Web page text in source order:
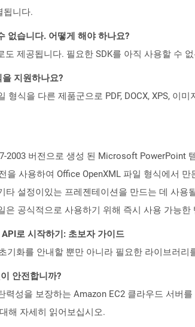
됩니다.
없습니다. 어떻게 해야 하나요?
제공됩니다. 필요한 SDK를 아직 사용할 수
지원하나요?
식을 다른 제품군으로 PDF, DOCX, XPS, 이미
2003 버전으로 생성 된 Microsoft
을 사용하여 Office OpenXML 파일 형식에서
설정이있는 프레젠테이션을 만드는 데 사용
은 공식적으로 사용하기 위해 즉시 사용 가능
로 시작하기: 초보자 가이드
기화를 안내할 뿐만 아니라 필요한 라이브러리
안전합니까?
성을 보장하는 Amazon EC2 클라우드 서버
해 자세히 읽어보십시오.